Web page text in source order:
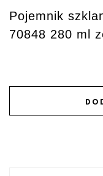
Pojemnik
70848 280 ml